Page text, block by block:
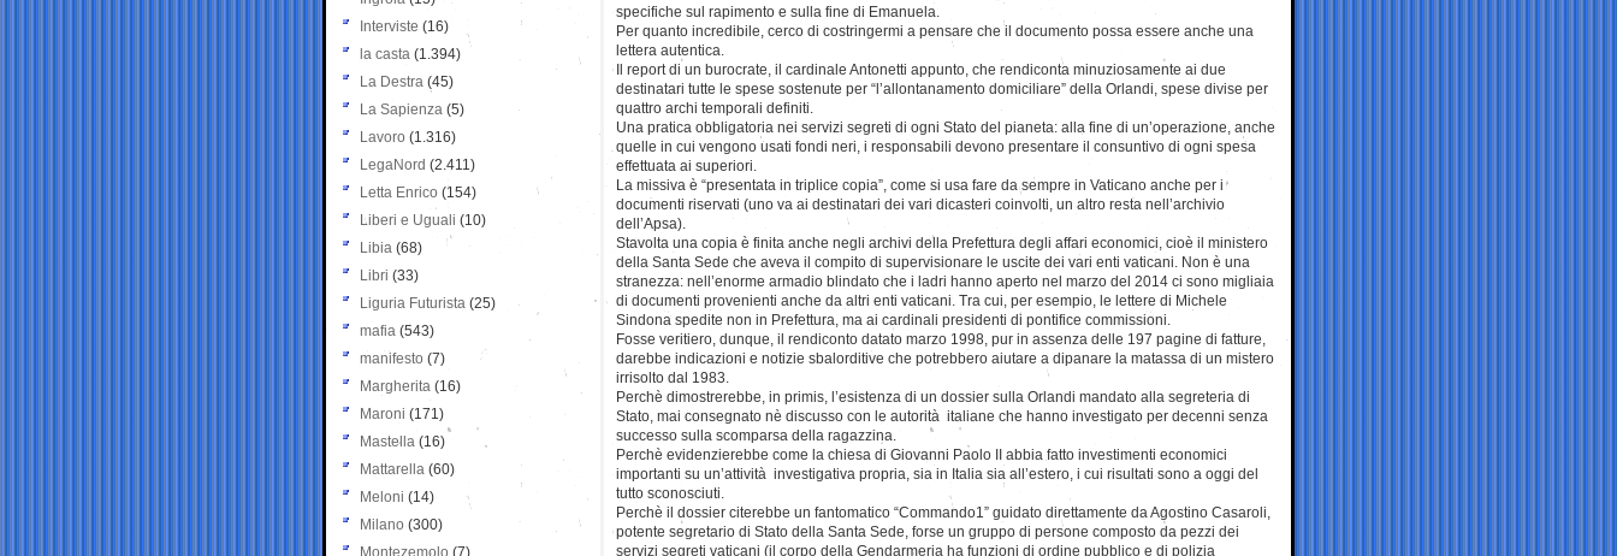
specifiche sul rapimento e sulla fine di Emanuela.
Per quanto incredibile, cerco di costringermi a pensare che il documento possa essere anche una
lettera autentica.
Il report di un burocrate, il cardinale Antonetti appunto, che rendiconta minuziosamente ai due
destinatari tutte le spese sostenute per “l’allontanamento domiciliare” della Orlandi, spese divise per
quattro archi temporali definiti.
Una pratica obbligatoria nei servizi segreti di ogni Stato del pianeta: alla fine di un’operazione, anche
quelle in cui vengono usati fondi neri, i responsabili devono presentare il consuntivo di ogni spesa
effettuata ai superiori.
La missiva è “presentata in triplice copia”, come si usa fare da sempre in Vaticano anche per i
documenti riservati (uno va ai destinatari dei vari dicasteri coinvolti, un altro resta nell’archivio
dell’Apsa).
Stavolta una copia è finita anche negli archivi della Prefettura degli affari economici, cioè il ministero
della Santa Sede che aveva il compito di supervisionare le uscite dei vari enti vaticani. Non è una
stranezza: nell’enorme armadio blindato che i ladri hanno aperto nel marzo del 2014 ci sono migliaia
di documenti provenienti anche da altri enti vaticani. Tra cui, per esempio, le lettere di Michele
Sindona spedite non in Prefettura, ma ai cardinali presidenti di pontifice commissioni.
Fosse veritiero, dunque, il rendiconto datato marzo 1998, pur in assenza delle 197 pagine di fatture,
darebbe indicazioni e notizie sbalorditive che potrebbero aiutare a dipanare la matassa di un mistero
irrisolto dal 1983.
Perchè dimostrerebbe, in primis, l’esistenza di un dossier sulla Orlandi mandato alla segreteria di
Stato, mai consegnato nè discusso con le autorità italiane che hanno investigato per decenni senza
successo sulla scomparsa della ragazzina.
Perchè evidenzierebbe come la chiesa di Giovanni Paolo II abbia fatto investimenti economici
importanti su un’attività investigativa propria, sia in Italia sia all’estero, i cui risultati sono a oggi del
tutto sconosciuti.
Perchè il dossier citerebbe un fantomatico “Commando1” guidato direttamente da Agostino Casaroli,
potente segretario di Stato della Santa Sede, forse un gruppo di persone composto da pezzi dei
servizi segreti vaticani (il corpo della Gendarmeria ha funzioni di ordine pubblico e di polizia
Interviste (16)
la casta (1.394)
La Destra (45)
La Sapienza (5)
Lavoro (1.316)
LegaNord (2.411)
Letta Enrico (154)
Liberi e Uguali (10)
Libia (68)
Libri (33)
Liguria Futurista (25)
mafia (543)
manifesto (7)
Margherita (16)
Maroni (171)
Mastella (16)
Mattarella (60)
Meloni (14)
Milano (300)
Montezemolo (7)